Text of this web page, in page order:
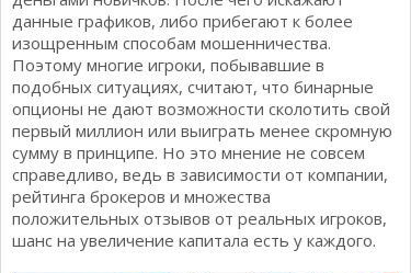
данные графиков, либо прибегают к более
изощренным способам мошенничества.
Поэтому многие игроки, побывавшие в
подобных ситуациях, считают, что бинарные
опционы не дают возможности сколотить свой
первый миллион или выиграть менее скромную
сумму в принципе. Но это мнение не совсем
справедливо, ведь в зависимости от компании,
рейтинга брокеров и множества
положительных отзывов от реальных игроков,
шанс на увеличение капитала есть у каждого.